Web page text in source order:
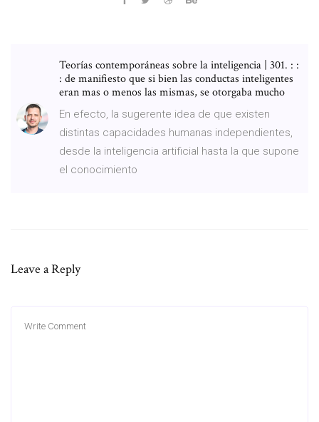
Teorías contemporáneas sobre la inteligencia | 301. : :
: de manifiesto que si bien las conductas inteligentes
eran mas o menos las mismas, se otorgaba mucho
En efecto, la sugerente idea de que existen
distintas capacidades humanas independientes,
desde la inteligencia artificial hasta la que supone
el conocimiento
Leave a Reply